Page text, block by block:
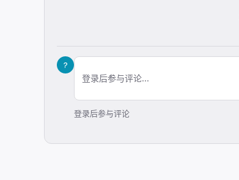
?
登录后参与评论...
登录后参与评论